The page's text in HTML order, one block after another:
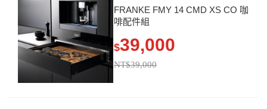
FRANKE FMY 14 CMD XS CO 咖
啡配件組
$39,000
NT$39,000